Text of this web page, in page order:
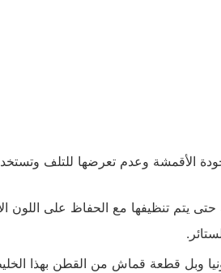
الأقمشة وعدم تعرضها للتلف
يتم تنظيفها مع الحفاظ على اللون
وبل قطعة قماش من القطن بهذا الخليط